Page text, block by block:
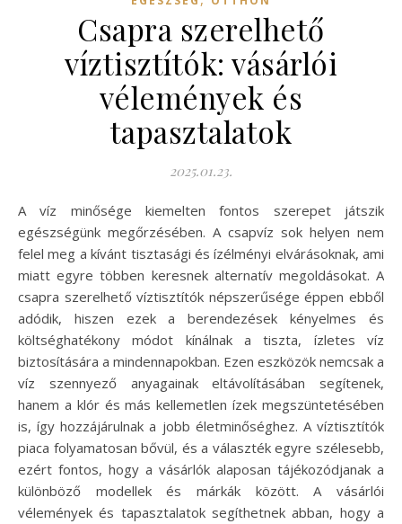
Csapra szerelhető
víztisztítók: vásárlói
vélemények és
tapasztalatok
2025.01.23.
A víz minősége kiemelten fontos szerepet játszik
egészségünk megőrzésében. A csapvíz sok helyen nem
felel meg a kívánt tisztasági és ízélményi elvárásoknak, ami
miatt egyre többen keresnek alternatív megoldásokat. A
csapra szerelhető víztisztítók népszerűsége éppen ebből
adódik, hiszen ezek a berendezések kényelmes és
költséghatékony módot kínálnak a tiszta, ízletes víz
biztosítására a mindennapokban. Ezen eszközök nemcsak a
víz szennyező anyagainak eltávolításában segítenek,
hanem a klór és más kellemetlen ízek megszüntetésében
is, így hozzájárulnak a jobb életminőséghez. A víztisztítók
piaca folyamatosan bővül, és a választék egyre szélesebb,
ezért fontos, hogy a vásárlók alaposan tájékozódjanak a
különböző modellek és márkák között. A vásárlói
vélemények és tapasztalatok segíthetnek abban, hogy a